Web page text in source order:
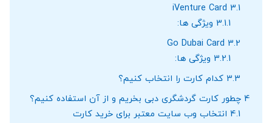
3.1
iVenture Card
3.1.1 ویژگی ‌ها:
3.2
Go Dubai Card
3.2.1 ویژگی‌ ها:
3.3 کدام کارت را انتخاب کنیم؟
4 چطور کارت گردشگری دبی بخریم و از آن استفاده کنیم؟
4.1 انتخاب وب ‌سایت معتبر برای خرید کارت